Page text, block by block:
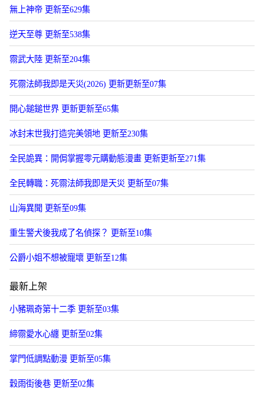
無上神帝 更新至629集
逆天至尊 更新至538集
霛武大陸 更新至204集
死霛法師我即是天災(2026) 更新更新至07集
開心鎚鎚世界 更新更新至65集
冰封末世我打造完美領地 更新至230集
全民詭異：開侷掌握零元購動態漫畫 更新更新至271集
全民轉職：死霛法師我即是天災 更新至07集
山海異聞 更新至09集
重生警犬後我成了名偵探？ 更新至10集
公爵小姐不想被寵壞 更新至12集
最新上架
小豬珮奇第十二季 更新至03集
締霛愛水心纏 更新至02集
掌門低調點動漫 更新至05集
穀雨街後巷 更新至02集